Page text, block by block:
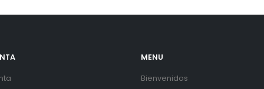
de
Bienvenidos
Métodos de Pago